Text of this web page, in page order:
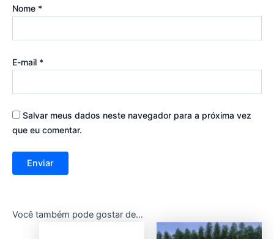
Nome *
E-mail *
Salvar meus dados neste navegador para a próxima vez
que eu comentar.
Você também pode gostar de…